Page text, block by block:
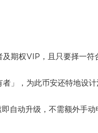
期权VIP，且只要择一符
」，为此币安还特地设计
自动升级，不需额外手动